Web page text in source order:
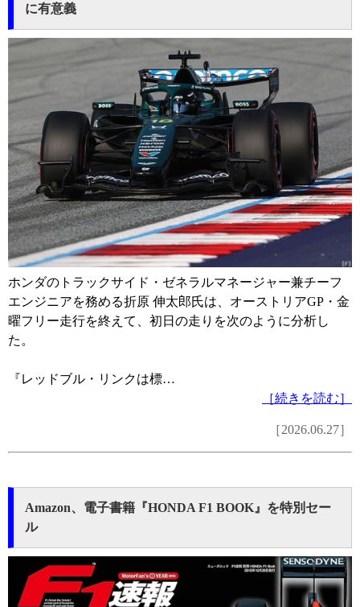
に有意義
ホンダのトラックサイド・ゼネラルマネージャー兼チーフ
エンジニアを務める折原 伸太郎氏は、オーストリアGP・金
曜フリー走行を終えて、初日の走りを次のように分析し
た。
『レッドブル・リンクは標…
［続きを読む］
［2026.06.27］
Amazon、電子書籍『HONDA F1 BOOK』を特別セー
ル